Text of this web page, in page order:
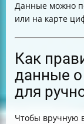
Данные можно
или на карте
Как
данные
для
Чтобы вручную